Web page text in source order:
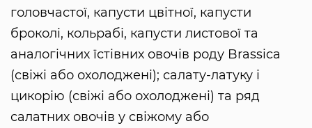
головчастої, капусти цвітної, капусти
броколі, кольрабі, капусти листової та
аналогічних їстівних овочів роду Brassica
(свіжі або охолоджені); салату-латуку і
цикорію (свіжі або охолоджені) та ряд
салатних овочів у свіжому або